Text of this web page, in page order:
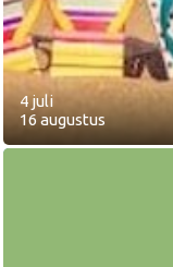
4 juli
16 augustus